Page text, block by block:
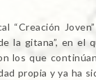
“Creación
la gitana”, en el
los que
propia y ya ha